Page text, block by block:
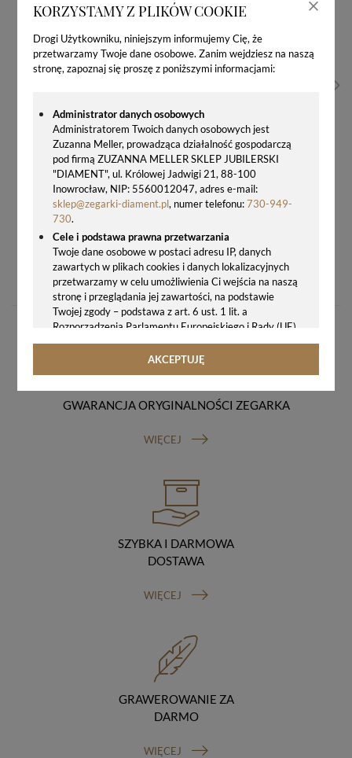
KORZYSTAMY Z PLIKÓW COOKIE
Drogi Użytkowniku, niniejszym informujemy Cię, że
przetwarzamy Twoje dane osobowe. Zanim wejdziesz na naszą
stronę, zapoznaj się proszę z poniższymi informacjami:
Administrator danych osobowych
Administratorem Twoich danych osobowych jest
Zuzanna Meller, prowadząca działalność gospodarczą
pod firmą ZUZANNA MELLER SKLEP JUBILERSKI
"DIAMENT", ul. Królowej Jadwigi 21, 88-100
Inowrocław, NIP: 5560012047, adres e-mail:
sklep@zegarki-diament.pl, numer telefonu:730-949-
730.
Cele i podstawa prawna przetwarzania
Twoje dane osobowe w postaci adresu IP, danych
zawartych w plikach cookies i danych lokalizacyjnych
przetwarzamy w celu umożliwienia Ci wejścia na naszą
stronę i przeglądania jej zawartości, na podstawie
Twojej zgody – podstawa z art. 6 ust. 1 lit. a
Rozporządzenia Parlamentu Europejskiego i Rady (UE)
2016/679 z 27.04.2016 r. w sprawie ochrony osób
fizycznych w związku z przetwarzaniem danych
rozporządzenie o ochronie danych, tj. RODO).
Twoje dane osobowe możemy udostępniać
hostingodawcy. Takie podmioty przetwarzają dane na
poleceniami. Przekazujemy Twoje dane poza teren
Polski/UE/Europejskiego Obszaru Gospodarczego.
Okres przechowywania danych
Twoje dane przechowujemy do czasu posiadania
udzielonej przez Ciebie zgody.
otrzymania ich kopii, prawo do sprostowania
(poprawiania) swoich danych, prawo do usunięcia
abyśmy przetwarzali Twoje dane, możesz zażądać,
abyśmy je usunęli), prawo do ograniczenia
przetwarzania danych (możesz zażądać, abyśmy
ograniczyli przetwarzanie Twoich danych osobowych
wyłącznie do ich przechowywania lub wykonywania
mamy nieprawidłowe dane na Twój temat lub
sprzeciwu wobec przetwarzania danych, prawo do
AKCEPTUJĘ
576,00 zł
GWARANCJA ORYGINALNOŚCI ZEGARKA
WIĘCEJ
SZYBKA I DARMOWA
DOSTAWA
WIĘCEJ
GRAWEROWANIE ZA
DARMO
WIĘCEJ